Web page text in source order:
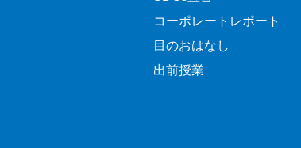
コーポレートレポート
目のおはなし
出前授業